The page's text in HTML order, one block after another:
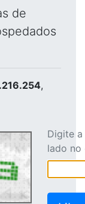
de
,
Digite
lado no